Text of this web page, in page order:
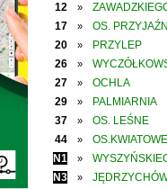
12
»
17
»
OS.
20
»
PRZYLEP
26
»
27
»
OCHLA
29
»
PALMIARNIA
37
»
OS. LEŚNE
44
»
OS.KWIATOWE
N1
»
N3
»